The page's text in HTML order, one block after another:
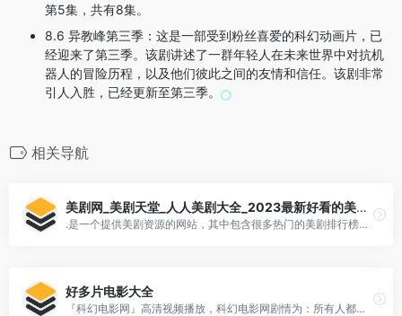
第5集，共有8集。
8.6 异教峰第三季：这是一部受到粉丝喜爱的科幻动画片，已
经迎来了第三季。该剧讲述了一群年轻人在未来世界中对抗机
器人的冒险历程，以及他们彼此之间的友情和信任。该剧非常
引人入胜，已经更新至第三季。
相关导航
美剧网_美剧天堂_人人美剧大全_2023最新好看的美剧排行榜
.是一个提供美剧资源的网站，其中包含很多热门的美剧排行榜和美剧天堂。在这个网站上，你可以不仅看到当前最新的美[…]
好多片电影大全
『科幻电影网』高清视频播放，科幻电影网剧情为：所有人都安静了下来拉斐转过头去看向窗外看着纪文翎的脸色有变蔡静顺势再添上一把火